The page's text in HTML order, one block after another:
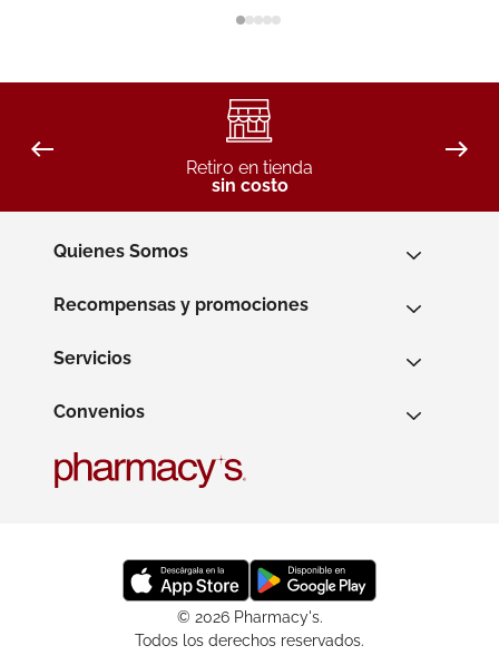
Retiro en tienda
sin costo
Quienes Somos
Recompensas y promociones
Servicios
Convenios
© 2026 Pharmacy's.
Todos los derechos reservados.